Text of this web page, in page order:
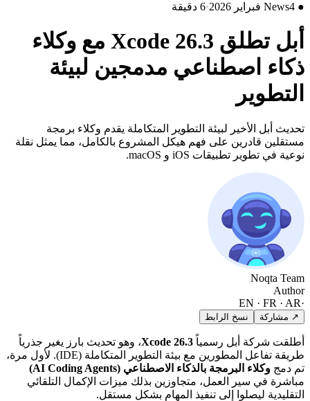
●
News 4 فبراير 2026 ·6 دقيقة
أبل تطلق Xcode 26.3 مع وكلاء
ذكاء اصطناعي مدمجين لبيئة
التطوير
تحديث أبل الأخير لبيئة التطوير المتكاملة يقدم وكلاء برمجة
مستقلين قادرين على فهم هيكل المشروع بالكامل، مما يمثل نقلة
نوعية في تطوير تطبيقات iOS و macOS.
Noqta Team
Author
EN · FR · AR
↗ مشاركة نسخ الرابط
أطلقت شركة أبل رسمياًXcode 26.3، وهو تحديث بارز يغير جذرياً
طريقة تفاعل المطورين مع بيئة التطوير المتكاملة (IDE). لأول مرة،
تم دمجوكلاء البرمجة بالذكاء الاصطناعي (AI Coding Agents)
مباشرة في سير العمل، متجاوزين بذلك ميزات الإكمال التلقائي
التقليدية ليصلوا إلى تنفيذ المهام بشكل مستقل.